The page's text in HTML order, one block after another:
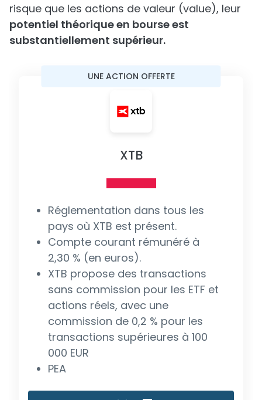
risque que les actions de valeur (value), leur
potentiel théorique en bourse est
substantiellement supérieur.
UNE ACTION OFFERTE
XTB
Réglementation dans tous les
pays où XTB est présent.
Compte courant rémunéré à
2,30 % (en euros).
XTB propose des transactions
sans commission pour les ETF et
actions réels, avec une
commission de 0,2 % pour les
transactions supérieures à 100
000 EUR
PEA